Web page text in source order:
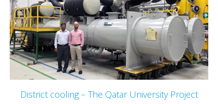
District cooling – The Qatar University